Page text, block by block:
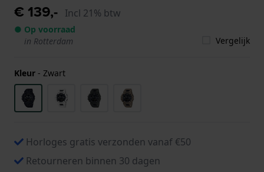
€ 139,- Incl 21% btw
● Op voorraad
in Rotterdam
Vergelijk
Kleur - Zwart
Horloges gratis verzonden vanaf €50
Retourneren binnen 30 dagen